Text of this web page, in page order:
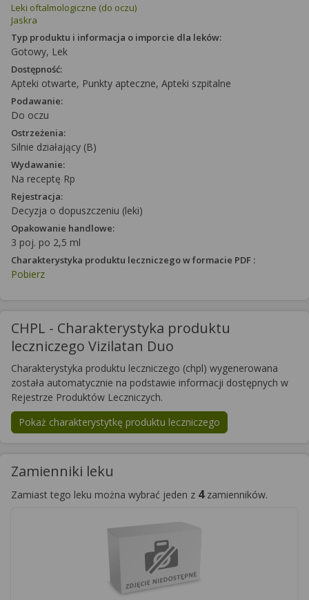
Leki oftalmologiczne (do oczu)
Jaskra
Typ produktu i informacja o imporcie dla leków:
Gotowy, Lek
Dostępność:
Apteki otwarte, Punkty apteczne, Apteki szpitalne
Podawanie:
Do oczu
Ostrzeżenia:
Silnie działający (B)
Wydawanie:
Na receptę Rp
Rejestracja:
Decyzja o dopuszczeniu (leki)
Opakowanie handlowe:
3 poj. po 2,5 ml
Charakterystyka produktu leczniczego w formacie PDF :
Pobierz
CHPL - Charakterystyka produktu
leczniczego Vizilatan Duo
Charakterystyka produktu leczniczego (chpl) wygenerowana
została automatycznie na podstawie informacji dostępnych w
Rejestrze Produktów Leczniczych.
Pokaż charakterystytkę produktu leczniczego
Zamienniki leku
Zamiast tego leku można wybrać jeden z 4zamienników.